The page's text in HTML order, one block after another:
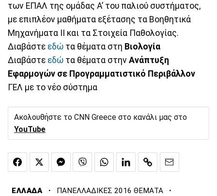
των ΕΠΑΛ της ομάδας Α’ του παλιού συστήματος,
με επιπλέον μαθήματα εξέτασης τα Βοηθητικά
Μηχανήματα ΙΙ και τα Στοιχεία Παθολογίας.
Διαβάστε εδώ τα θέματα στη Βιολογία
Διαβάστε εδώ τα θέματα στην Ανάπτυξη
Εφαρμογών σε Προγραμματιστικό Περιβάλλον
ΓΕΛ με το νέο σύστημα
Ακολουθήστε το CNN Greece στο κανάλι μας στο
YouTube
ΕΛΛΑΔΑ · ΠΑΝΕΛΛΑΔΙΚΕΣ 2016 ΘΕΜΑΤΑ ·